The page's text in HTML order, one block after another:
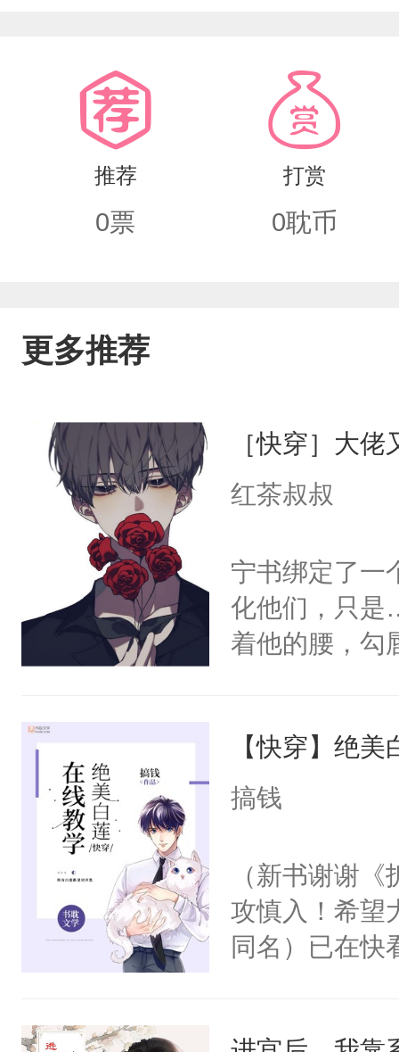
6：糙汉猛男攻VS娇生惯养大少爷
情侣间的情趣～～～1v1/强制爱/有点甜
推荐
0票
打赏
0耽币
更多推荐
［快穿］大
红茶叔叔
宁书绑定了一
化他们，只是
着他的腰，勾
来，给老公
用力——为你
【快穿】绝
搞钱
（新书谢谢
攻慎入！希望
同名）已在快